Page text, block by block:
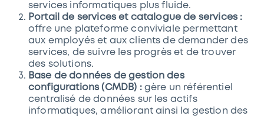
services informatiques plus fluide.
Portail de services et catalogue de services :
offre une plateforme conviviale permettant
aux employés et aux clients de demander des
services, de suivre les progrès et de trouver
des solutions.
Base de données de gestion des
configurations (CMDB) :gère un référentiel
centralisé de données sur les actifs
informatiques, améliorant ainsi la gestion des